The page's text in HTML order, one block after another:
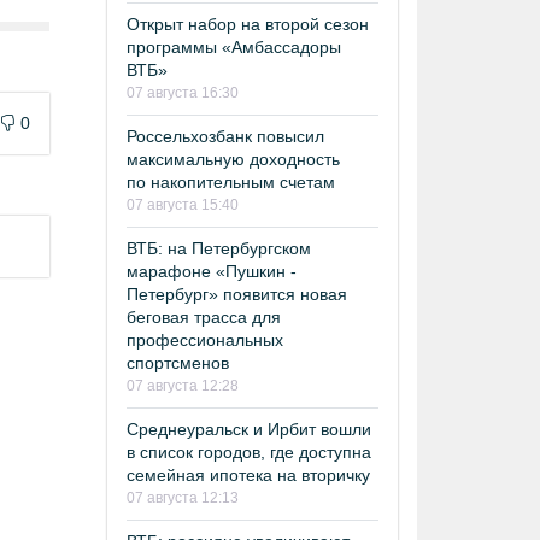
0
Открыт набор на второй сезон
программы «Амбассадоры
ВТБ»
07 августа 16:30
Россельхозбанк повысил
максимальную доходность
по накопительным счетам
07 августа 15:40
ВТБ: на Петербургском
марафоне «Пушкин -
Петербург» появится новая
беговая трасса для
профессиональных
спортсменов
07 августа 12:28
Среднеуральск и Ирбит вошли
в список городов, где доступна
семейная ипотека на вторичку
07 августа 12:13